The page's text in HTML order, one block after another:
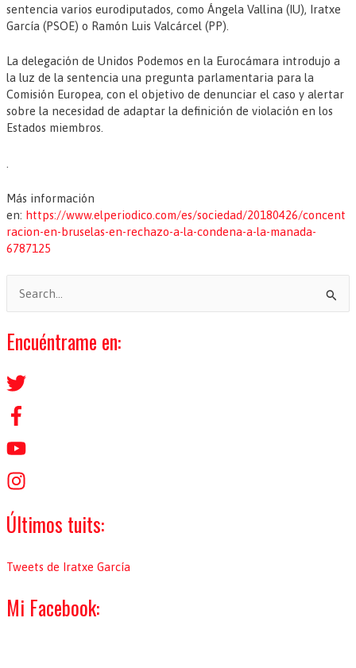
sentencia varios eurodiputados, como Ángela Vallina (IU), Iratxe
García (PSOE) o Ramón Luis Valcárcel (PP).
La delegación de Unidos Podemos en la Eurocámara introdujo a
la luz de la sentencia una pregunta parlamentaria para la
Comisión Europea, con el objetivo de denunciar el caso y alertar
sobre la necesidad de adaptar la definición de violación en los
Estados miembros.
Más información
en: https://www.elperiodico.com/es/sociedad/20180426/concent
racion-en-bruselas-en-rechazo-a-la-condena-a-la-manada-
6787125
s
c
a
o
r
Encuéntrame en:
Últimos tuits:
Tweets de Iratxe García
Mi Facebook: